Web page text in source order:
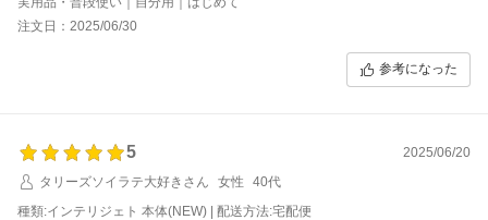
注文日：2025/06/30
参考になった
5
2025/06/20
タリーズソイラテ大好きさん
女性
40代
種類:インテリジェト 本体(NEW) | 配送方法:宅配便